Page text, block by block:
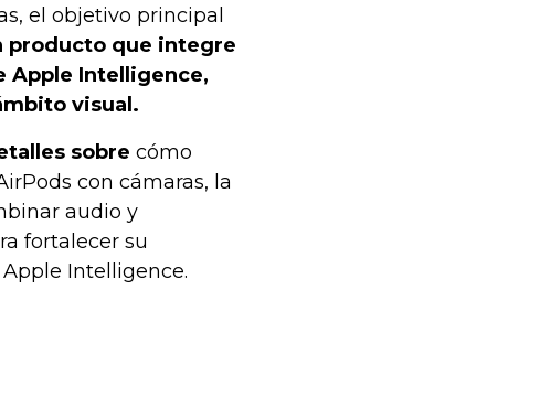
el objetivo principal
producto que integre
Apple Intelligence,
visual.
sobre cómo
con cámaras, la
audio y
fortalecer su
Intelligence.